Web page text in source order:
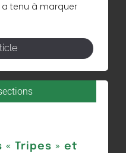
a tenu à marquer
« Tripes » et